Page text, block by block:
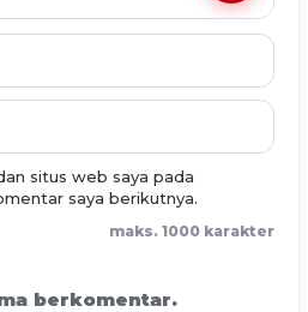
situs web saya pada
saya berikutnya.
maks. 1000 karakter
berkomentar.